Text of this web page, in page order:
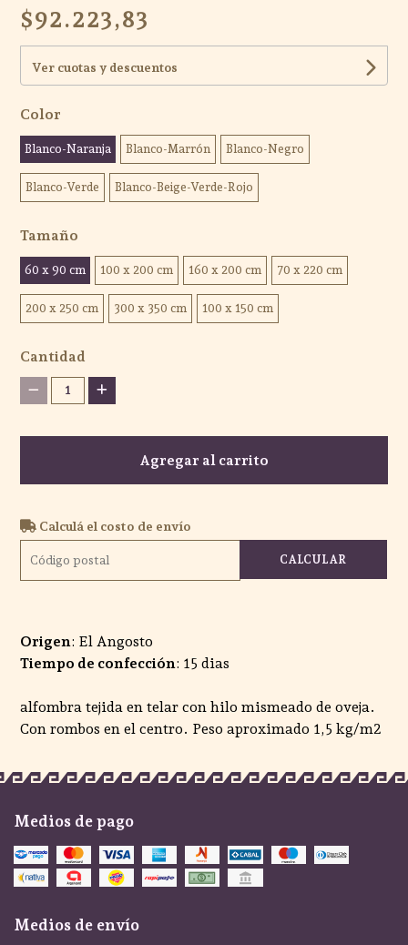
$92.223,83
Ver cuotas y descuentos
Color
Blanco-Naranja Blanco-Marrón Blanco-Negro
Blanco-Verde Blanco-Beige-Verde-Rojo
Tamaño
60 x 90 cm 100 x 200 cm 160 x 200 cm 70 x 220 cm
200 x 250 cm 300 x 350 cm 100 x 150 cm
Cantidad
1
Agregar al carrito
Calculá el costo de envío
CALCULAR
Origen: El Angosto
Tiempo de confección: 15 dias
alfombra tejida en telar con hilo mismeado de oveja.
Con rombos en el centro. Peso aproximado 1,5 kg/m2
Medios de pago
Medios de envío